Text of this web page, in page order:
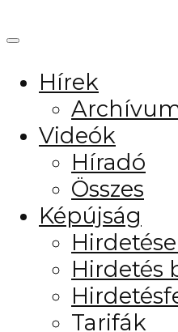
Hírek
Videók
Híradó
Összes
Képújság
Hirdetés
Tarifák